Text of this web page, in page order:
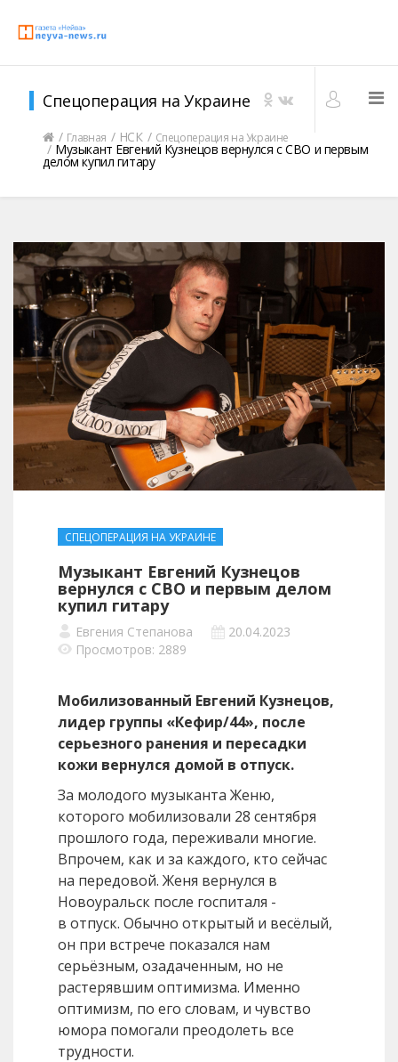
Спецоперация на Украине
Главная НСК Спецоперация на Украине
Музыкант Евгений Кузнецов вернулся с СВО и первым
делом купил гитару
СПЕЦОПЕРАЦИЯ НА УКРАИНЕ
Музыкант Евгений Кузнецов
вернулся с СВО и первым делом
купил гитару
Евгения Степанова
20.04.2023
Просмотров: 2889
Мобилизованный Евгений Кузнецов,
лидер группы «Кефир/44», после
серьезного ранения и пересадки
кожи вернулся домой в отпуск.
За молодого музыканта Женю,
которого мобилизовали 28 сентября
прошлого года, переживали многие.
Впрочем, как и за каждого, кто сейчас
на передовой. Женя вернулся в
Новоуральск после госпиталя -
в отпуск. Обычно открытый и весёлый,
он при встрече показался нам
серьёзным, озадаченным, но не
растерявшим оптимизма. Именно
оптимизм, по его словам, и чувство
юмора помогали преодолеть все
трудности.